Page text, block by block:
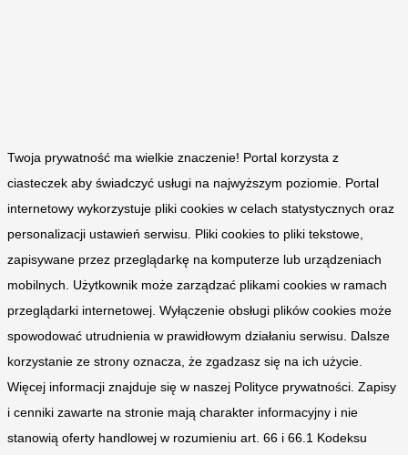
Twoja prywatność ma wielkie znaczenie! Portal korzysta z
ciasteczek aby świadczyć usługi na najwyższym poziomie. Portal
internetowy wykorzystuje pliki cookies w celach statystycznych oraz
personalizacji ustawień serwisu. Pliki cookies to pliki tekstowe,
zapisywane przez przeglądarkę na komputerze lub urządzeniach
mobilnych. Użytkownik może zarządzać plikami cookies w ramach
przeglądarki internetowej. Wyłączenie obsługi plików cookies może
spowodować utrudnienia w prawidłowym działaniu serwisu. Dalsze
korzystanie ze strony oznacza, że zgadzasz się na ich użycie.
Więcej informacji znajduje się w naszej Polityce prywatności. Zapisy
i cenniki zawarte na stronie mają charakter informacyjny i nie
stanowią oferty handlowej w rozumieniu art. 66 i 66.1 Kodeksu